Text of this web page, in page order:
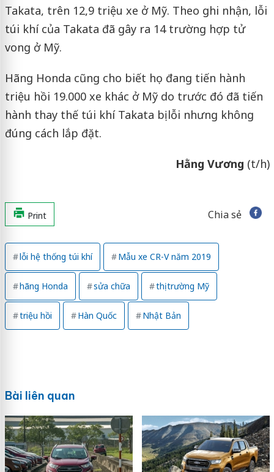
Takata, trên 12,9 triệu xe ở Mỹ. Theo ghi nhận, lỗi
túi khí của Takata đã gây ra 14 trường hợp tử
vong ở Mỹ.
Hãng Honda cũng cho biết họ đang tiến hành
triệu hồi 19.000 xe khác ở Mỹ do trước đó đã tiến
hành thay thế túi khí Takata bị lỗi nhưng không
đúng cách lắp đặt.
Hằng Vương (t/h)
Print Chia sẻ
lỗi hệ thống túi khí Mẫu xe CR-V năm 2019
hãng Honda sửa chữa thị trường Mỹ
triệu hồi Hàn Quốc Nhật Bản
Bài liên quan